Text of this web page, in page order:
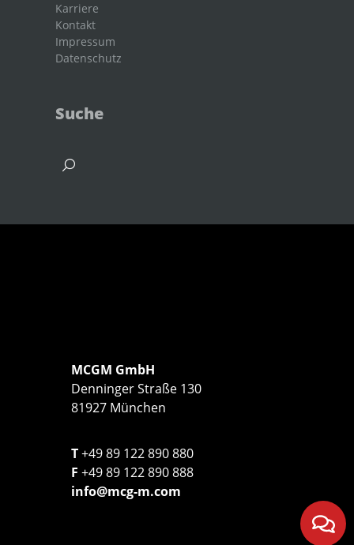
Karriere
Kontakt
Impressum
Datenschutz
Suche
MCGM GmbH
Denninger Straße 130
81927 München
T+49 89 122 890 880
F +49 89 122 890 888
info@mcg-m.com